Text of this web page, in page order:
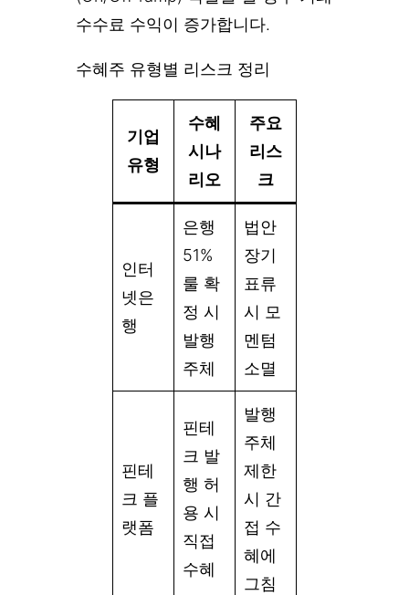
수수료 수익이 증가합니다.
수혜주 유형별 리스크 정리
기업
유형
수혜
시나
리오
주요
리스
크
인터
넷은
행
은행
51%
룰 확
정 시
발행
주체
법안
장기
표류
시 모
멘텀
소멸
핀테
크 플
랫폼
핀테
크 발
행 허
용 시
직접
수혜
발행
주체
제한
시 간
접 수
혜에
그침